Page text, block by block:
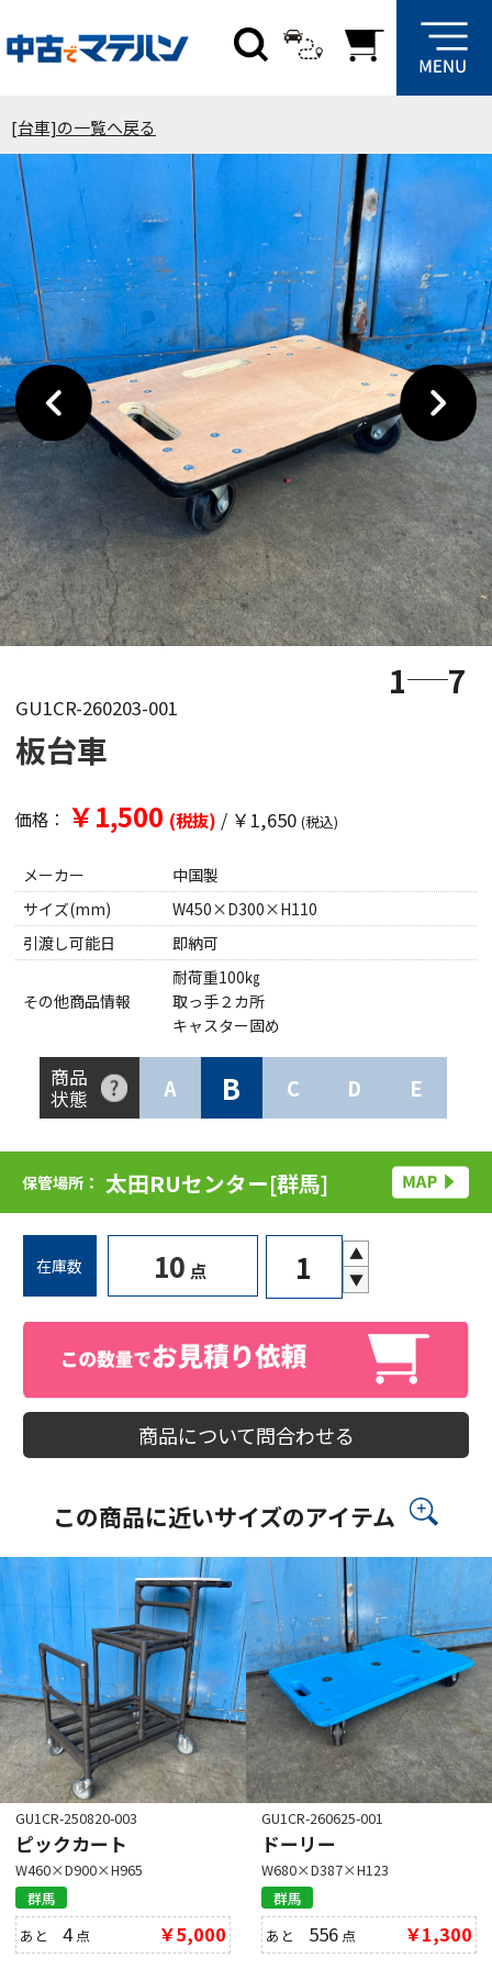
[台車]の一覧へ戻る
1 7
GU1CR-260203-001
板台車
価格： ￥1,500 (税抜) / ￥1,650 (税込)
メーカー
中国製
サイズ(mm)
W450×D300×H110
引渡し可能日
即納可
その他商品情報
耐荷重100㎏
取っ手２カ所
キャスター固め
商品
状態
A B C D E
保管場所： 太田RUセンター[群馬]
在庫数 10 点
▲
▼
商品について問合わせる
この商品に近いサイズのアイテム
GU1CR-250820-003
ピックカート
W460×D900×H965
群馬
あと4点 ￥5,000
GU1CR-260625-001
ドーリー
W680×D387×H123
群馬
あと 556 点 ￥1,300